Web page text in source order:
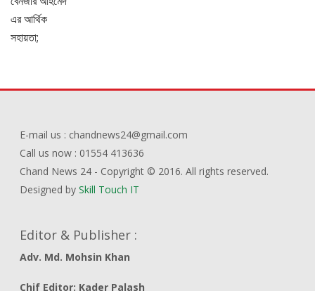
E-mail us : chandnews24@gmail.com
Call us now : 01554 413636
Chand News 24 - Copyright © 2016. All rights reserved.
Designed bySkill Touch IT
Editor & Publisher :
Adv. Md. Mohsin Khan
Chif Editor: Kader Palash